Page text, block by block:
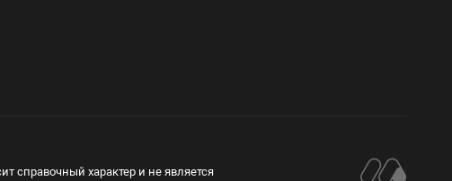
справочный характер и не является